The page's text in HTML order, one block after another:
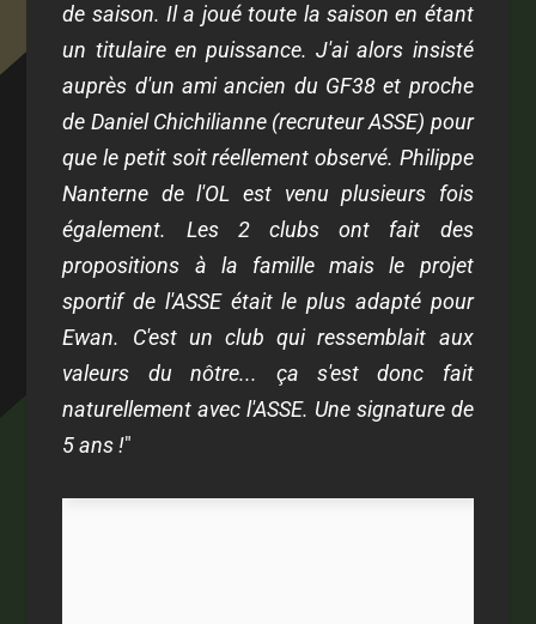
de saison. Il a joué toute la saison en étant
un titulaire en puissance. J'ai alors insisté
auprès d'un ami ancien du GF38 et proche
de Daniel Chichilianne (recruteur ASSE) pour
que le petit soit réellement observé. Philippe
Nanterne de l'OL est venu plusieurs fois
également. Les 2 clubs ont fait des
propositions à la famille mais le projet
sportif de l'ASSE était le plus adapté pour
Ewan. C'est un club qui ressemblait aux
valeurs du nôtre... ça s'est donc fait
naturellement avec l'ASSE. Une signature de
5 ans !"